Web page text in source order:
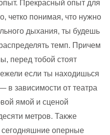
Прекрасный опыт для
четко понимая, что нужно
дыхания, ты будешь
темп. Причем
перед тобой стоят
если ты находишься
в зависимости от театра
ямой и сценой
метров. Также
сегодняшние оперные